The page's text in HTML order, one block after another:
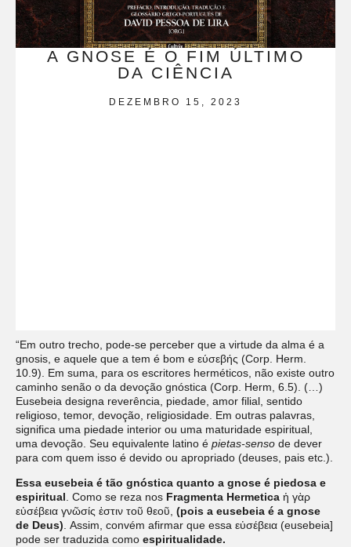
A GNOSE É O FIM ÚLTIMO
DA CIÊNCIA
DEZEMBRO 15, 2023
“Em outro trecho, pode-se perceber que a virtude da alma é a
gnosis, e aquele que a tem é bom e εύσεβής (Corp. Herm.
10.9). Em suma, para os escritores herméticos, não existe outro
caminho senão o da devoção gnóstica (Corp. Herm, 6.5). (…)
Eusebeia designa reverência, piedade, amor filial, sentido
religioso, temor, devoção, religiosidade. Em outras palavras,
significa uma piedade interior ou uma maturidade espiritual,
uma devoção. Seu equivalente latino é pietas-senso de dever
para com quem isso é devido ou apropriado (deuses, pais etc.).
Essa eusebeia é tão gnóstica quanto a gnose é piedosa e
espiritual. Como se reza nos Fragmenta Hermetica ἡ γὰρ
εὐσέβεια γνῶσίς ἐστιν τοῦ θεοῦ, (pois a eusebeia é a gnose
de Deus). Assim, convém afirmar que essa εὐσέβεια (eusebeia]
pode ser traduzida como espiritualidade.